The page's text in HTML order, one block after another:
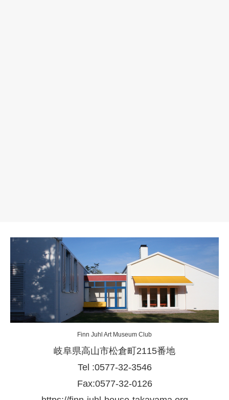
Finn Juhl Art Museum Club
岐阜県高山市松倉町2115番地
Tel :0577-32-3546
Fax:0577-32-0126